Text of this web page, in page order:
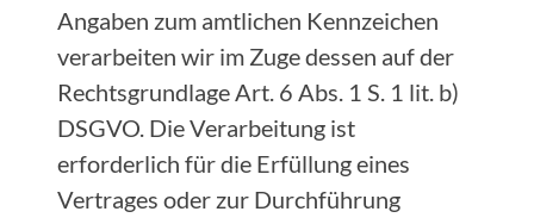
Angaben zum amtlichen Kennzeichen
verarbeiten wir im Zuge dessen auf der
Rechtsgrundlage Art. 6 Abs. 1 S. 1 lit. b)
DSGVO. Die Verarbeitung ist
erforderlich für die Erfüllung eines
Vertrages oder zur Durchführung